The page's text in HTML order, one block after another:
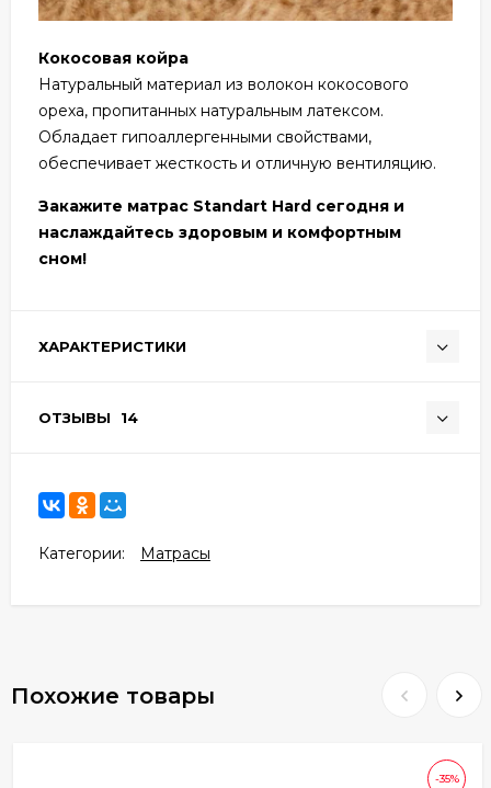
Кокосовая койра
Натуральный материал из волокон кокосового
ореха, пропитанных натуральным латексом.
Обладает гипоаллергенными свойствами,
обеспечивает жесткость и отличную вентиляцию.
Закажите матрас Standart Hard сегодня и
наслаждайтесь здоровым и комфортным
сном!
ХАРАКТЕРИСТИКИ
ОТЗЫВЫ 14
Категории: Матрасы
Похожие товары
-35%